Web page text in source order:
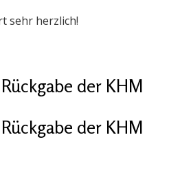
sehr herzlich!
der KHM
der KHM